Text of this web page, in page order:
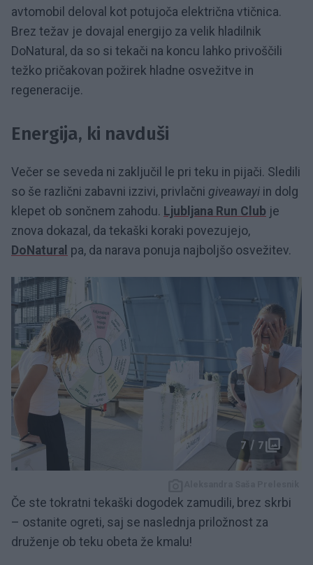
avtomobil deloval kot potujoča električna vtičnica.
Brez težav je dovajal energijo za velik hladilnik
DoNatural, da so si tekači na koncu lahko privoščili
težko pričakovan požirek hladne osvežitve in
regeneracije.
Energija, ki navduši
Večer se seveda ni zaključil le pri teku in pijači. Sledili
so še različni zabavni izzivi, privlačni giveawayi in dolg
klepet ob sončnem zahodu. Ljubljana Run Club je
znova dokazal, da tekaški koraki povezujejo,
DoNatural pa, da narava ponuja najboljšo osvežitev.
7 / 7
Če ste tokratni tekaški dogodek zamudili, brez skrbi
– ostanite ogreti, saj se naslednja priložnost za
druženje ob teku obeta že kmalu!